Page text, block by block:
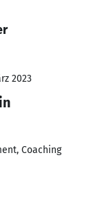
2023
Coaching